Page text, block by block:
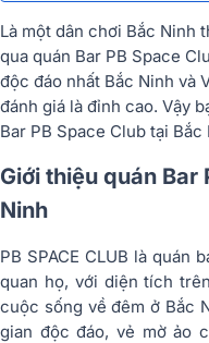
Là một dân chơi Bắc Ninh
qua quán Bar PB Space
độc đáo nhất Bắc Ninh và
đánh giá là đỉnh cao. Vậy
Bar PB Space Club tại
Giới thiệu quán Bar
Ninh
PB SPACE CLUB là quán
quan họ, với diện tích
cuộc sống về đêm ở Bắc
gian độc đáo, vẻ mờ ảo